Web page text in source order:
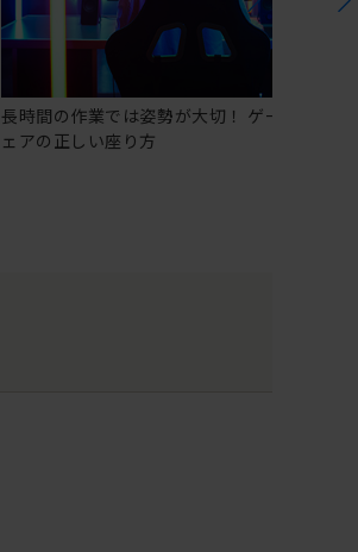
長時間の作業では姿勢が大切！ ゲーミングチ
ェアの正しい座り方